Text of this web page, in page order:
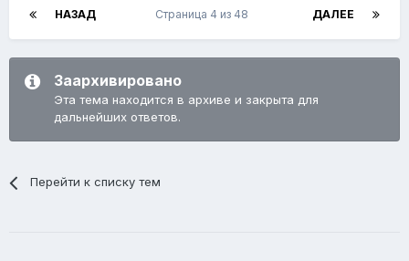
НАЗАД ДАЛЕЕ
Страница 4 из 48
Заархивировано
Эта тема находится в архиве и закрыта для
дальнейших ответов.
Перейти к списку тем